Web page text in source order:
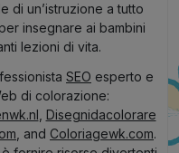
di un’istruzione a tutto
insegnare ai bambini
lezioni di vita.
SEO esperto e
di colorazione:
Disegnidacolorare
, and Coloriagewk.com.